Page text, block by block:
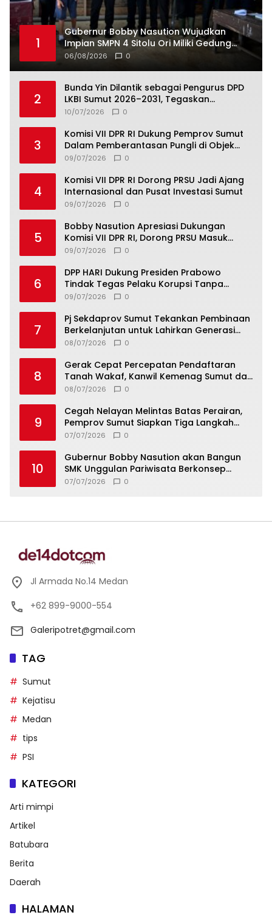
1
Gubernur Bobby Nasution Wujudkan
Impian SMPN 4 Sitolu Ori Miliki Gedung
Permanen
06/08/2026 0
2
Bunda Yin Dilantik sebagai Pengurus DPD
LKBI Sumut 2026–2031, Tegaskan
Komitmen Perkuat Toleransi dan
10/07/2026 0
3
Komisi VII DPR RI Dukung Pemprov Sumut
Dalam Pemberantasan Pungli di Objek
Wisata
09/07/2026 0
4
Komisi VII DPR RI Dorong PRSU Jadi Ajang
Internasional dan Pusat Investasi Sumut
09/07/2026 0
5
Bobby Nasution Apresiasi Dukungan
Komisi VII DPR RI, Dorong PRSU Masuk
Kalender Event Nasional
09/07/2026 0
6
DPP HARI Dukung Presiden Prabowo
Tindak Tegas Pelaku Korupsi Tanpa
Tebang Pilih
09/07/2026 0
7
Pj Sekdaprov Sumut Tekankan Pembinaan
Berkelanjutan untuk Lahirkan Generasi
Qurani Berkarakter
08/07/2026 0
8
Gerak Cepat Percepatan Pendaftaran
Tanah Wakaf, Kanwil Kemenag Sumut dan
Lintas Instansi Bahas Draf MoU
08/07/2026 0
9
Cegah Nelayan Melintas Batas Perairan,
Pemprov Sumut Siapkan Tiga Langkah
Strategis
07/07/2026 0
10
Gubernur Bobby Nasution akan Bangun
SMK Unggulan Pariwisata Berkonsep
Boarding School di Samosir
07/07/2026 0
Jl Armada No.14 Medan
+62 899-9000-554
Galeripotret@gmail.com
TAG
Sumut
Kejatisu
Medan
tips
PSI
KATEGORI
Arti mimpi
Artikel
Batubara
Berita
Daerah
HALAMAN